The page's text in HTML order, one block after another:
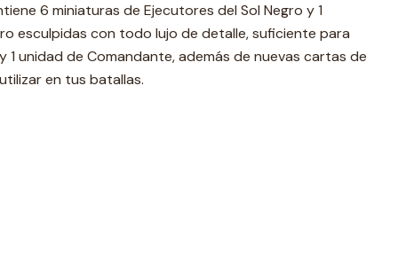
6 miniaturas de Ejecutores del Sol Negro y 1
esculpidas con todo lujo de detalle, suficiente para
1 unidad de Comandante, además de nuevas cartas de
en tus batallas.